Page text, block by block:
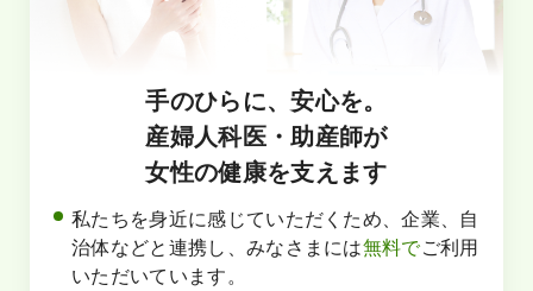
手のひらに、安心を。
産婦人科医・助産師が
女性の健康を支えます
私たちを身近に感じていただくため、企業、自
治体などと連携し、みなさまには無料でご利用
いただいています。